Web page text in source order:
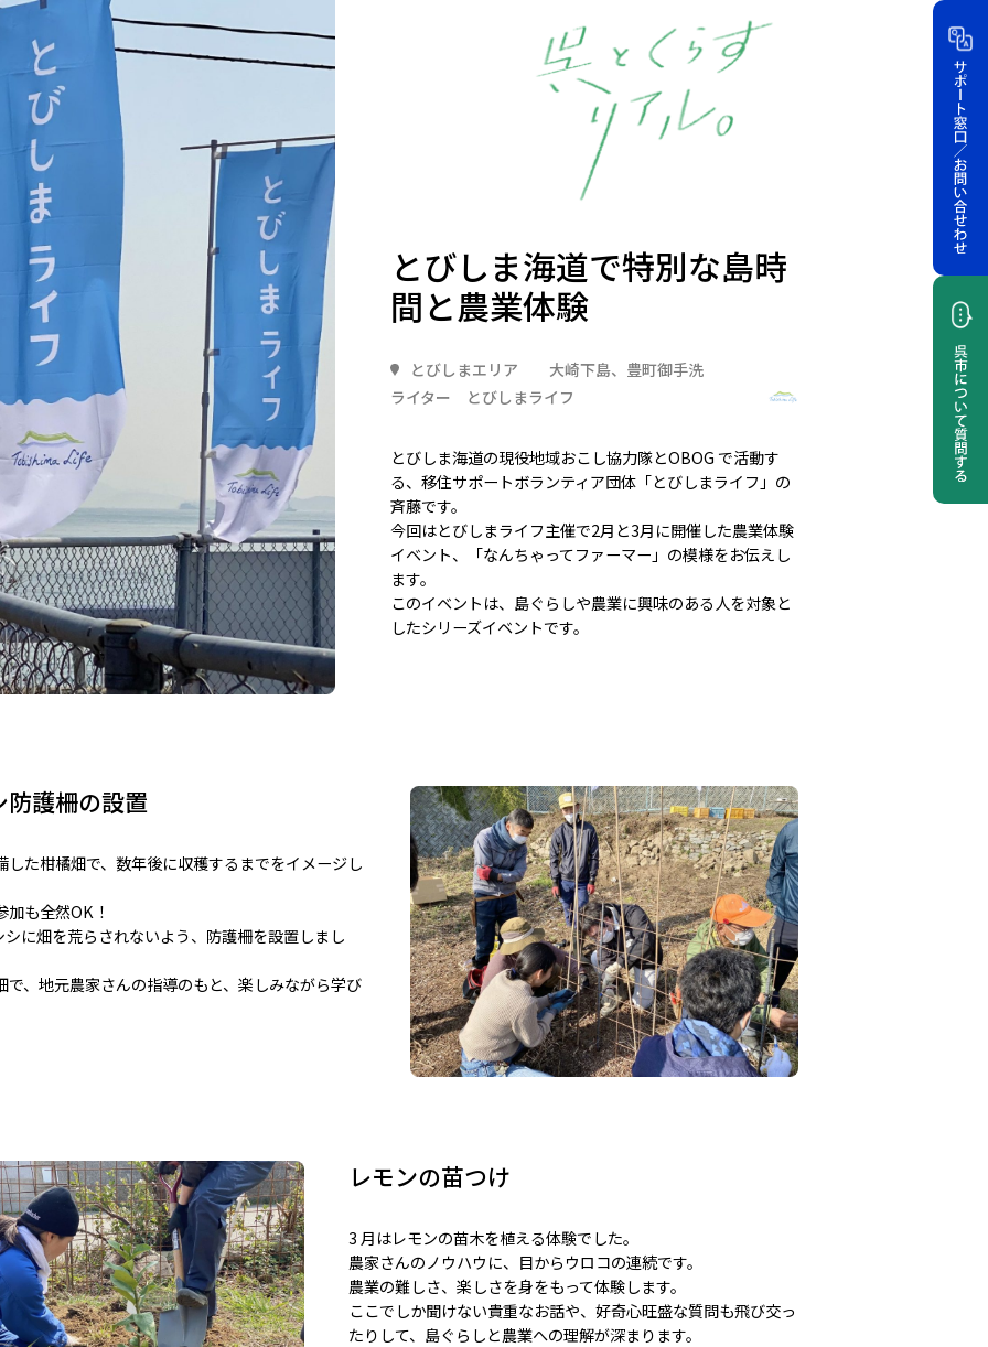
とびしま海道で特別な島時
間と農業体験
とびしまエリア
大崎下島、豊町御手洗
ライター とびしまライフ
とびしま海道の現役地域おこし協力隊とOBOG で活動す
る、移住サポートボランティア団体「とびしまライフ」の
斉藤です。
今回はとびしまライフ主催で2月と3月に開催した農業体験
イベント、「なんちゃってファーマー」の模様をお伝えし
ます。
このイベントは、島ぐらしや農業に興味のある人を対象と
したシリーズイベントです。
防護柵の設置
した柑橘畑で、数年後に収穫するまでをイメージし
加も全然OK！
シに畑を荒らされないよう、防護柵を設置しまし
で、地元農家さんの指導のもと、楽しみながら学び
レモンの苗つけ
3 月はレモンの苗木を植える体験でした。
農家さんのノウハウに、目からウロコの連続です。
農業の難しさ、楽しさを身をもって体験します。
ここでしか聞けない貴重なお話や、好奇心旺盛な質問も飛び交っ
たりして、島ぐらしと農業への理解が深まります。